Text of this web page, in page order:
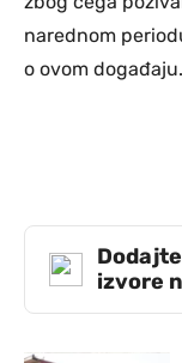
narednom
o ovom događaju.
izvore